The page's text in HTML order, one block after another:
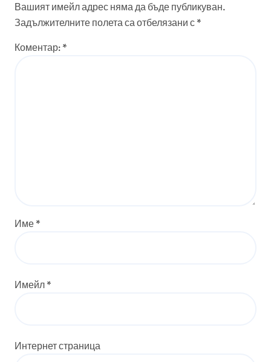
Вашият имейл адрес няма да бъде публикуван.
Задължителните полета са отбелязани с *
Коментар: *
Име *
Имейл *
Интернет страница